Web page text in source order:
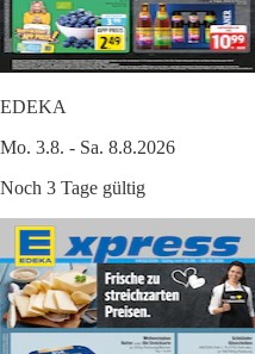
EDEKA
Mo. 3.8. - Sa. 8.8.2026
Noch 3 Tage gültig